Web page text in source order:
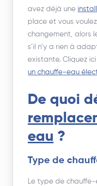
avez déjà une
place et vous
changement, alors
s’il n’y a rien à
existante. Cliquez
un chauffe-eau
De quoi
eau ?
Type de
Le type de